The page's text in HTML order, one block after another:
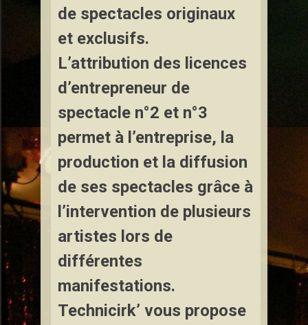
École de Cirque à Laneuveville-devant-Bayon
en-Saulnois
de spectacles originaux
et exclusifs.
L’attribution des licences
d’entrepreneur de
spectacle n°2 et n°3
permet à l’entreprise, la
production et la diffusion
de ses spectacles grâce à
l’intervention de plusieurs
artistes lors de
différentes
manifestations.
Technicirk’ vous propose